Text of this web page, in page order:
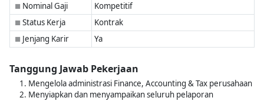
■ Nominal Gaji Kompetitif
■ Status Kerja Kontrak
■ Jenjang Karir Ya
Tanggung Jawab Pekerjaan
Mengelola administrasi Finance, Accounting & Tax perusahaan
Menyiapkan dan menyampaikan seluruh pelaporan